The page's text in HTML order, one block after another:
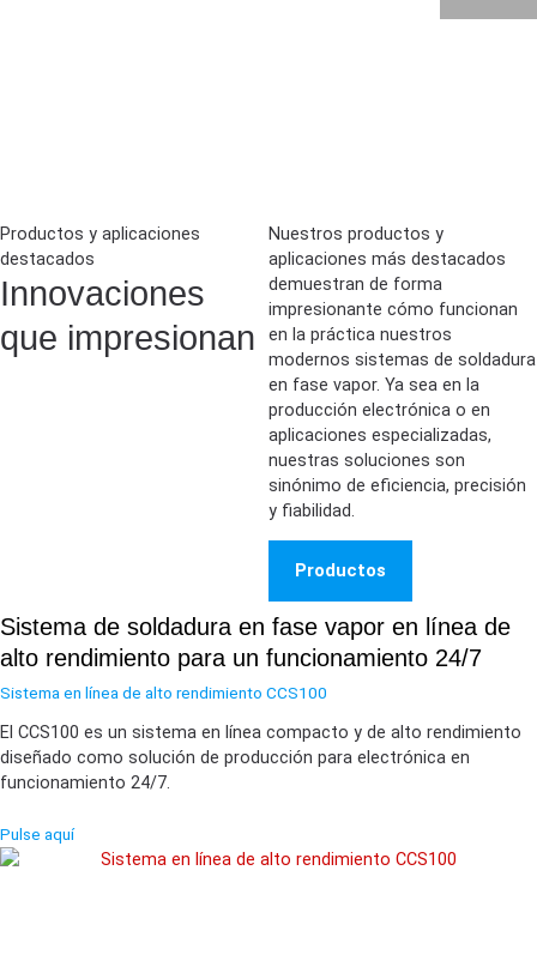
Productos y aplicaciones
destacados
Innovaciones
que impresionan
Nuestros productos y
aplicaciones más destacados
demuestran de forma
impresionante cómo funcionan
en la práctica nuestros
modernos sistemas de soldadura
en fase vapor. Ya sea en la
producción electrónica o en
aplicaciones especializadas,
nuestras soluciones son
sinónimo de eficiencia, precisión
y fiabilidad.
Productos
Sistema de soldadura en fase vapor en línea de
alto rendimiento para un funcionamiento 24/7
Sistema en línea de alto rendimiento CCS100
El CCS100 es un sistema en línea compacto y de alto rendimiento
diseñado como solución de producción para electrónica en
funcionamiento 24/7.
Pulse aquí